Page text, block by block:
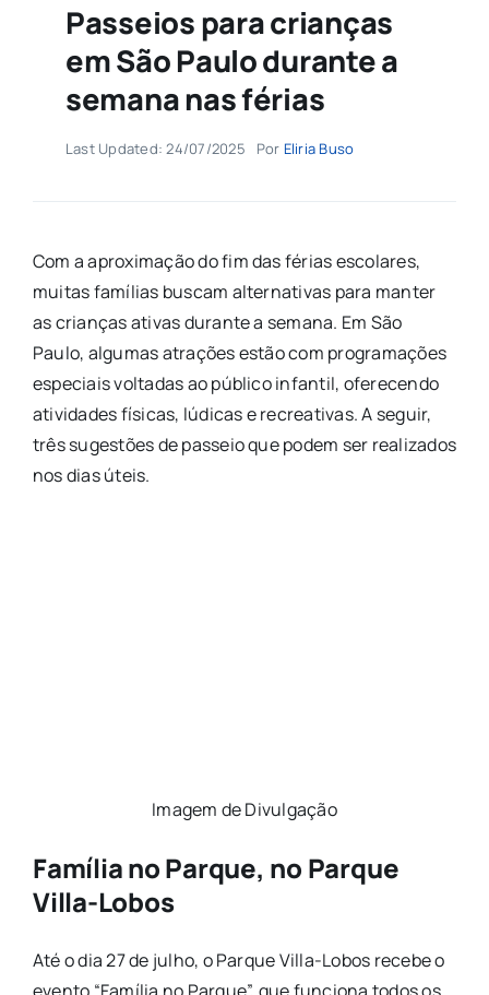
Passeios para crianças
em São Paulo durante a
semana nas férias
Last Updated: 24/07/2025 Por Eliria Buso
Com a aproximação do fim das férias escolares,
muitas famílias buscam alternativas para manter
as crianças ativas durante a semana. Em São
Paulo, algumas atrações estão com programações
especiais voltadas ao público infantil, oferecendo
atividades físicas, lúdicas e recreativas. A seguir,
três sugestões de passeio que podem ser realizados
nos dias úteis.
Imagem de Divulgação
Família no Parque, no Parque
Villa-Lobos
Até o dia 27 de julho, o Parque Villa-Lobos recebe o